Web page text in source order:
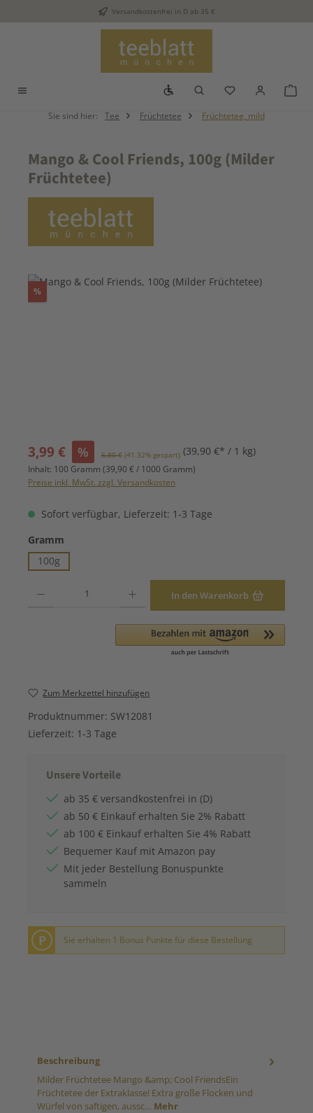
Zum Hauptinhalt springenVersandkostenfrei in D ab 35 €
Werkzeugleiste anzeigen
Du hast 0
Sie sind hier: Tee Früchtetee Früchtetee, mild
Mango & Cool Friends, 100g (Milder
Früchtetee)
Bildergalerie überspringen
%Rabatt
Verkaufspreis:
3,99 € % Regulärer Preis:
6,80 € (41.32% gespart) (39,90 €* / 1 kg)
Inhalt: 100 Gramm (39,90 € / 1000 Gramm)
Preise inkl. MwSt. zzgl. Versandkosten
Sofort verfügbar, Lieferzeit: 1-3 Tage
Gramm
100g
In den Warenkorb
Zum Merkzettel hinzufügen
Produktnummer: SW12081
Lieferzeit: 1-3 Tage
Unsere Vorteile
ab 35 € versandkostenfrei in (D)
ab 50 € Einkauf erhalten Sie 2% Rabatt
ab 100 € Einkauf erhalten Sie 4% Rabatt
Bequemer Kauf mit Amazon pay
Mit jeder Bestellung Bonuspunkte
sammeln
P Sie erhalten 1 Bonus Punkte für diese Bestellung
Beschreibung
Milder Früchtetee Mango &amp; Cool FriendsEin
Früchtetee der Extraklasse! Extra große Flocken und
Würfel von saftigen, aussc… Mehr